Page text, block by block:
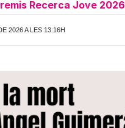
Recerca Jove 2026
2026 A LES 13:16H